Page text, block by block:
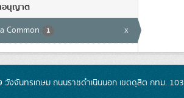
นุญาต
Common 1 x
วังจันทรเกษม ถนนราชดำเนินนอก เขตดุสิต กทม.